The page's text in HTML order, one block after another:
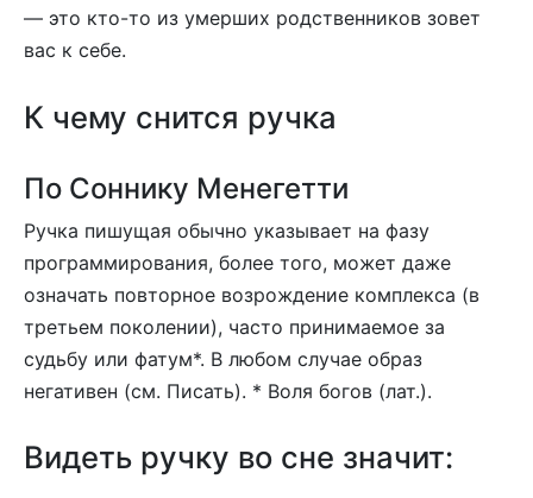
— это кто-то из умерших родственников зовет
вас к себе.
К чему снится ручка
По Cоннику Менегетти
Ручка пишущая обычно указывает на фазу
программирования, более того, может даже
означать повторное возрождение комплекса (в
третьем поколении), часто принимаемое за
судьбу или фатум*. В любом случае образ
негативен (см. Писать). * Воля богов (лат.).
Видеть ручку во сне значит: